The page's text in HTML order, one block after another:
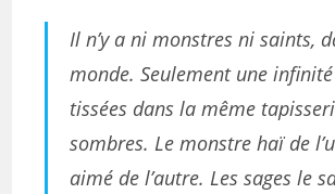
Il n’y a ni monstres ni saints,
monde. Seulement une
tissées dans la même
sombres. Le monstre haï de
aimé de l’autre. Les sages le